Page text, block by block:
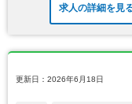
求人の詳細を見
更新日：2026年6月18日